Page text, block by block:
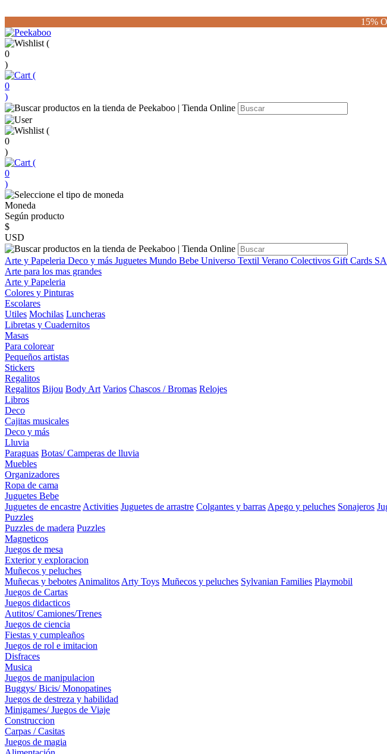
15%
(
0
)
(
0
)
(
0
)
(
0
)
Moneda
Según producto
$
USD
Arte y Papeleria Deco y más Juguetes Mundo Bebe Universo Textil Verano Colectivos Gift Cards
Arte para los mas grandes
Arte y Papeleria
Colores y Pinturas
Escolares
Utiles Mochilas Luncheras
Libretas y Cuadernitos
Masas
Para colorear
Pequeños artistas
Stickers
Regalitos
Regalitos Bijou Body Art Varios Chascos / Bromas Relojes
Libros
Deco
Cajitas musicales
Deco y más
Lluvia
Paraguas Botas/ Camperas de lluvia
Muebles
Organizadores
Ropa de cama
Juguetes Bebe
Juguetes de encastre Activities Juguetes de arrastre Colgantes y barras Apego y peluches Sonajeros
Puzzles
Puzzles de madera Puzzles
Magneticos
Juegos de mesa
Exterior y exploracion
Muñecos y peluches
Muñecas y bebotes Animalitos Arty Toys Muñecos y peluches Sylvanian Families Playmobil
Juegos de Cartas
Juegos didacticos
Autitos/ Camiones/Trenes
Juegos de ciencia
Fiestas y cumpleaños
Juegos de rol e imitacion
Disfraces
Musica
Juegos de manipulacion
Buggys/ Bicis/ Monopatines
Juegos de destreza y habilidad
Minigames/ Juegos de Viaje
Construccion
Carpas / Casitas
Juegos de magia